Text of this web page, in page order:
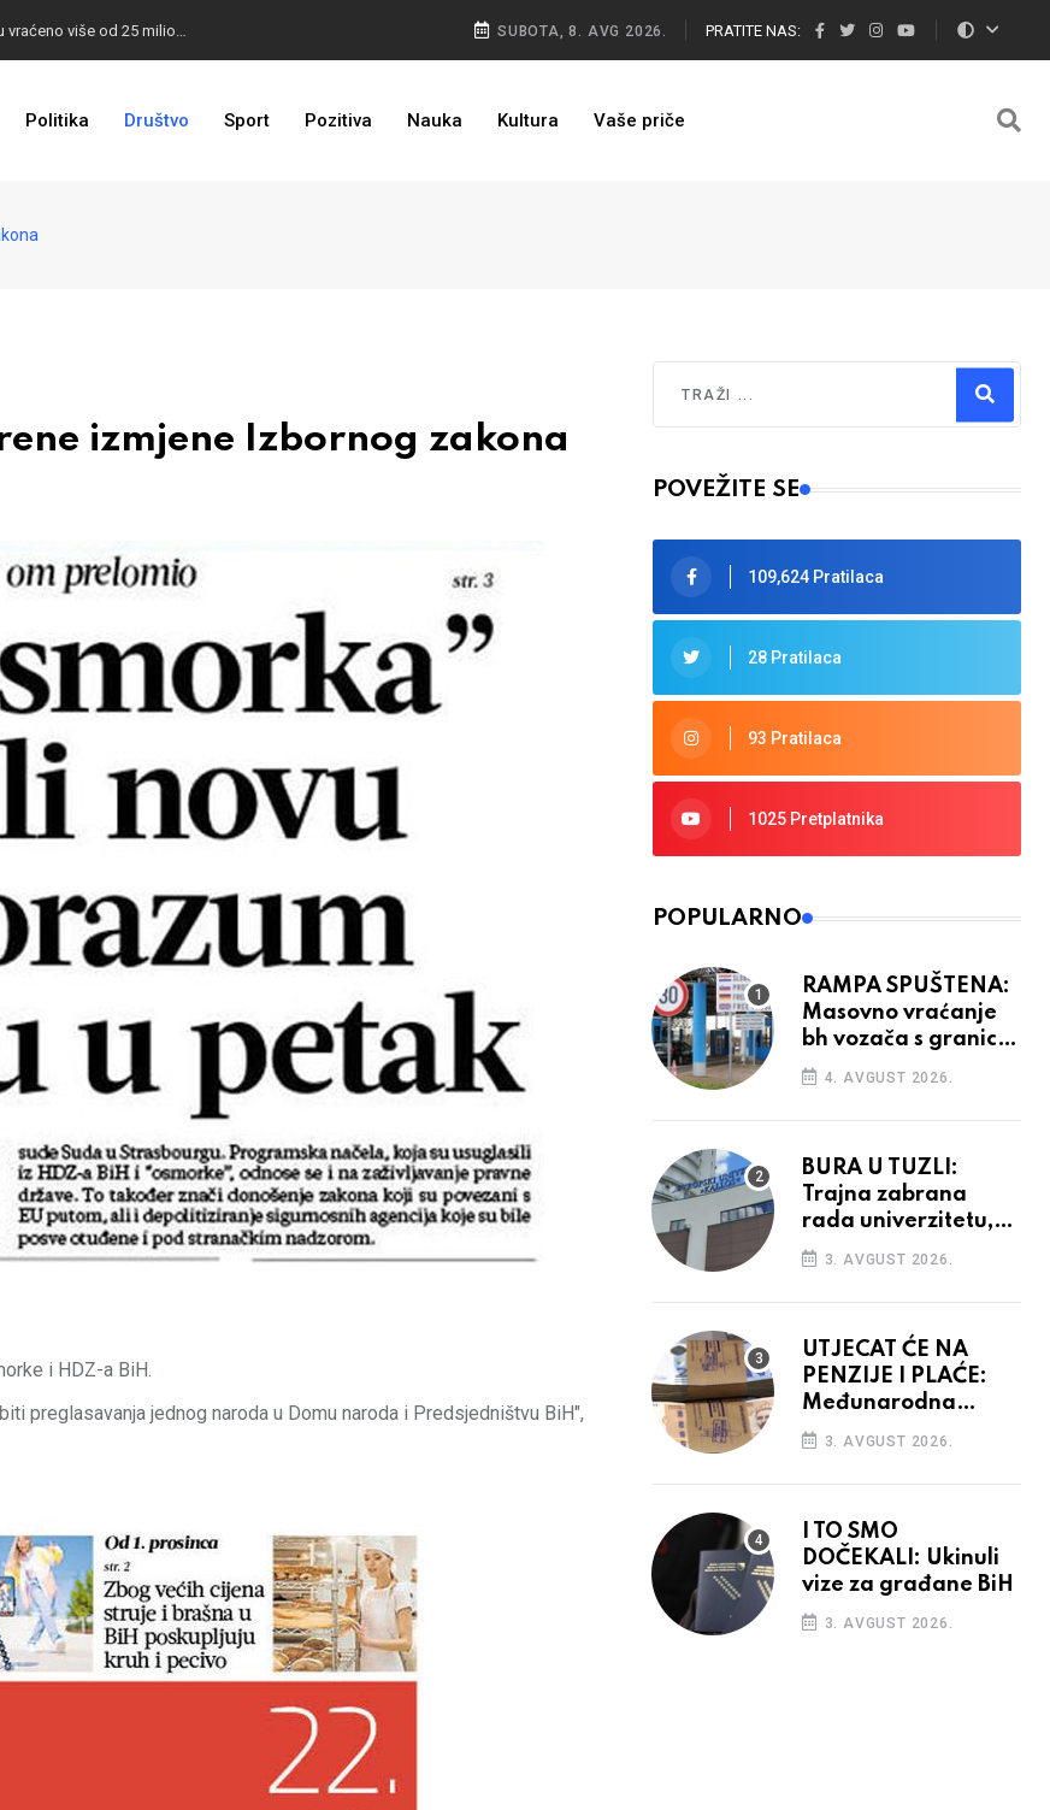
SUBOTA, 8. AVG 2026. PRATITE NAS:
Politika Društvo Sport Pozitiva Nauka Kultura Vaše priče
izmjene Izbornog zakona
i HDZ-a BiH.
preglasavanja jednog naroda u Domu naroda i Predsjedništvu BiH",
Type 2 or more characters for results.
POVEŽITE SE
109,624 Pratilaca
28 Pratilaca
93 Pratilaca
1025 Pretplatnika
POPULARNO
RAMPA SPUŠTENA:
Masovno vraćanje
bh vozača s granica
EU, protesti na
vidiku
4. AVGUST 2026.
BURA U TUZLI:
Trajna zabrana
rada univerzitetu,
provedba sudskih
odluka
3. AVGUST 2026.
UTJECAT ĆE NA
PENZIJE I PLAĆE:
Međunarodna
agencija potvrdila
kreditni rejting BiH
3. AVGUST 2026.
I TO SMO
DOČEKALI: Ukinuli
vize za građane BiH
3. AVGUST 2026.